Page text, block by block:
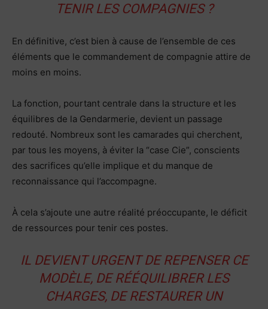
TENIR LES COMPAGNIES ?
En définitive, c’est bien à cause de l’ensemble de ces
éléments que le commandement de compagnie attire de
moins en moins.
La fonction, pourtant centrale dans la structure et les
équilibres de la Gendarmerie, devient un passage
redouté. Nombreux sont les camarades qui cherchent,
par tous les moyens, à éviter la “case Cie”, conscients
des sacrifices qu’elle implique et du manque de
reconnaissance qui l’accompagne.
À cela s’ajoute une autre réalité préoccupante, le déficit
de ressources pour tenir ces postes.
IL DEVIENT URGENT DE REPENSER CE
MODÈLE, DE RÉÉQUILIBRER LES
CHARGES, DE RESTAURER UN